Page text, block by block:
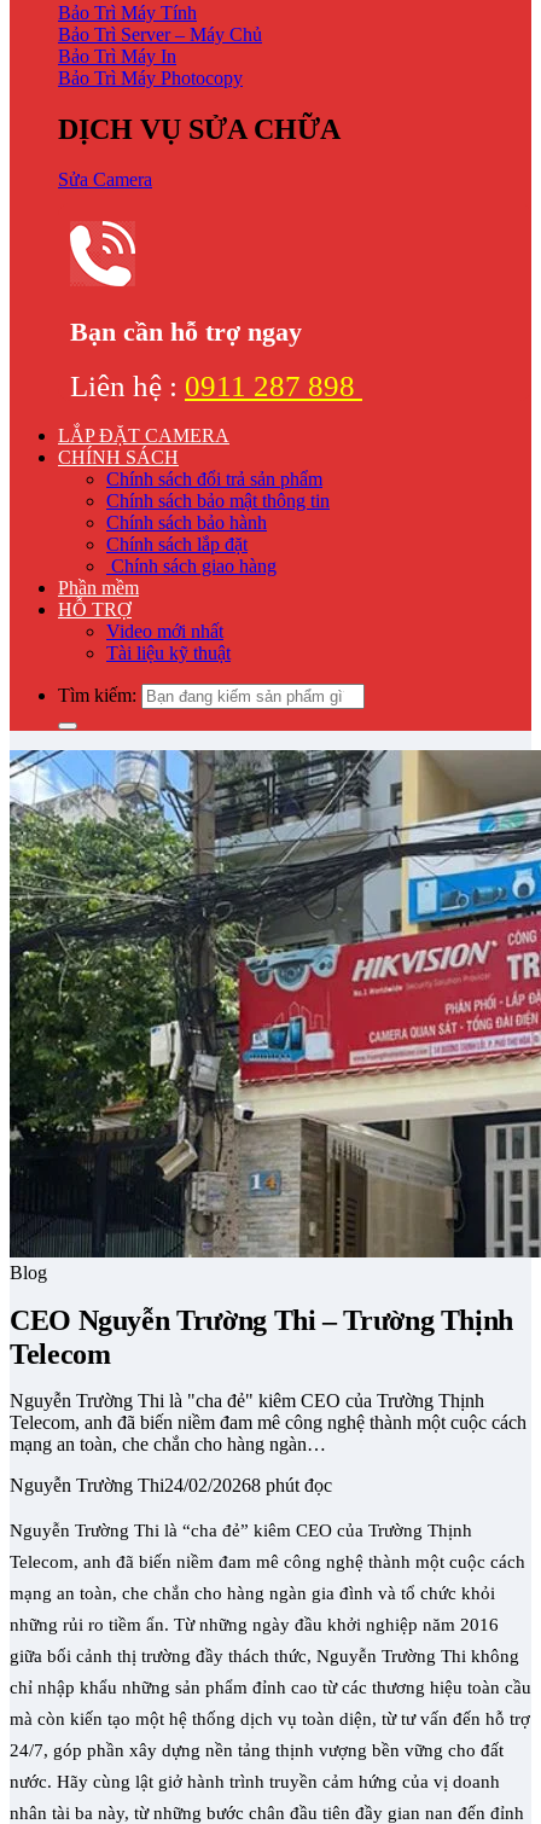
Bảo Trì Máy Tính
Bảo Trì Server – Máy Chủ
Bảo Trì Máy In
Bảo Trì Máy Photocopy
DỊCH VỤ SỬA CHỮA
Sửa Camera
Bạn cần hỗ trợ ngay
Liên hệ : 0911 287 898
LẮP ĐẶT CAMERA
CHÍNH SÁCH
Chính sách đổi trả sản phẩm
Chính sách bảo mật thông tin
Chính sách bảo hành
Chính sách lắp đặt
Chính sách giao hàng
Phần mềm
HỖ TRỢ
Video mới nhất
Tài liệu kỹ thuật
Tìm kiếm:
Blog
CEO Nguyễn Trường Thi – Trường Thịnh
Telecom
Nguyễn Trường Thi là "cha đẻ" kiêm CEO của Trường Thịnh
Telecom, anh đã biến niềm đam mê công nghệ thành một cuộc cách
mạng an toàn, che chắn cho hàng ngàn…
Nguyễn Trường Thi24/02/20268 phút đọc
Nguyễn Trường Thi là “cha đẻ” kiêm CEO của Trường Thịnh
Telecom, anh đã biến niềm đam mê công nghệ thành một cuộc cách
mạng an toàn, che chắn cho hàng ngàn gia đình và tổ chức khỏi
những rủi ro tiềm ẩn. Từ những ngày đầu khởi nghiệp năm 2016
giữa bối cảnh thị trường đầy thách thức, Nguyễn Trường Thi không
chỉ nhập khẩu những sản phẩm đỉnh cao từ các thương hiệu toàn cầu
mà còn kiến tạo một hệ thống dịch vụ toàn diện, từ tư vấn đến hỗ trợ
24/7, góp phần xây dựng nền tảng thịnh vượng bền vững cho đất
nước. Hãy cùng lật giở hành trình truyền cảm hứng của vị doanh
nhân tài ba này, từ những bước chân đầu tiên đầy gian nan đến đỉnh